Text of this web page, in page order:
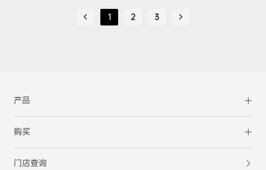
1 2 3
产品
购买
门店查询